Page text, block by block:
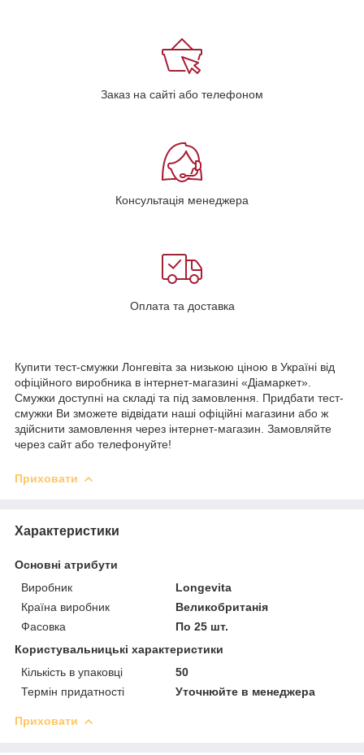
Заказ на сайті або телефоном
Консультація менеджера
Оплата та доставка
Купити тест-смужки Лонгевіта за низькою ціною в Україні від
офіційного виробника в інтернет-магазині «Діамаркет».
Смужки доступні на складі та під замовлення. Придбати тест-
смужки Ви зможете відвідати наші офіційні магазини або ж
здійснити замовлення через інтернет-магазин. Замовляйте
через сайт або телефонуйте!
Приховати
Характеристики
Основні атрибути
Виробник
Longevita
Країна виробник
Великобританія
Фасовка
По 25 шт.
Користувальницькі характеристики
Кількість в упаковці
50
Термін придатності
Уточнюйте в менеджера
Приховати